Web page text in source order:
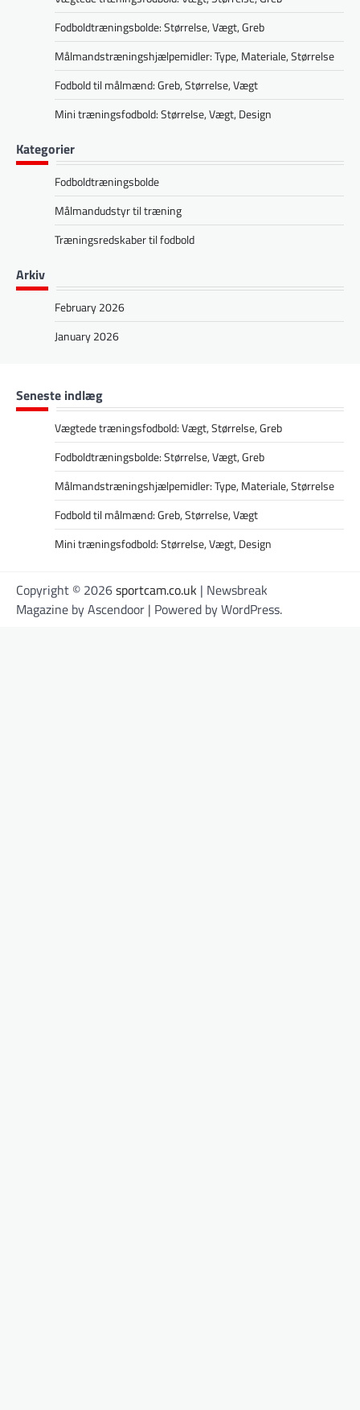
Fodboldtræningsbolde: Størrelse, Vægt, Greb
Målmandstræningshjælpemidler: Type, Materiale, Størrelse
Fodbold til målmænd: Greb, Størrelse, Vægt
Mini træningsfodbold: Størrelse, Vægt, Design
Kategorier
Fodboldtræningsbolde
Målmandudstyr til træning
Træningsredskaber til fodbold
Arkiv
February 2026
January 2026
Seneste indlæg
Vægtede træningsfodbold: Vægt, Størrelse, Greb
Fodboldtræningsbolde: Størrelse, Vægt, Greb
Målmandstræningshjælpemidler: Type, Materiale, Størrelse
Fodbold til målmænd: Greb, Størrelse, Vægt
Mini træningsfodbold: Størrelse, Vægt, Design
Copyright © 2026sportcam.co.uk | Newsbreak
Magazine byAscendoor | Powered byWordPress.